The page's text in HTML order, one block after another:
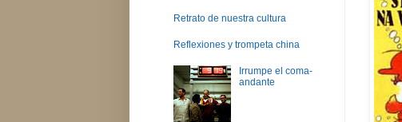
Retrato de nuestra cultura
Reflexiones y trompeta china
Irrumpe el coma-
andante